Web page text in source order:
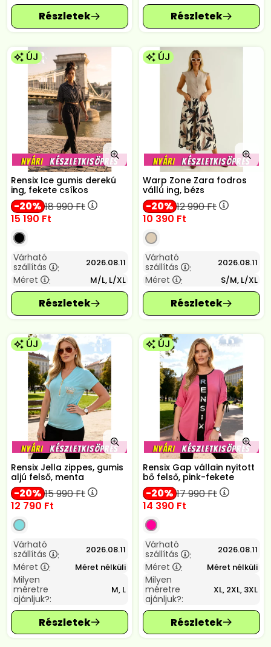
ÚJ
Rensix Ice gumis derekú
ing, fekete csíkos
20 18 990Ft
15 190 Ft
Várható
szállítás
: 2026.08.11
Méret : M/L, L/XL
ÚJ
Warp Zone Zara fodros
vállú ing, bézs
20 12 990Ft
10 390 Ft
Várható
szállítás
: 2026.08.11
Méret : S/M, L/XL
ÚJ
Rensix Jella zippes, gumis
aljú felső, menta
20 15 990Ft
12 790 Ft
Várható
szállítás
: 2026.08.11
Méret : Méret nélküli
Milyen
méretre
ajánljuk?:
M, L
ÚJ
Rensix Gap vállain nyitott
bő felső, pink-fekete
20 17 990Ft
14 390 Ft
Várható
szállítás
: 2026.08.11
Méret : Méret nélküli
Milyen
méretre
ajánljuk?:
XL, 2XL, 3XL